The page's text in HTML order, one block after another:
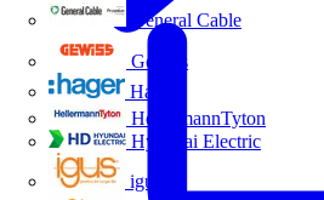
General Cable
Gewiss
Hager
HellermannTyton
Hyundai Electric
igus